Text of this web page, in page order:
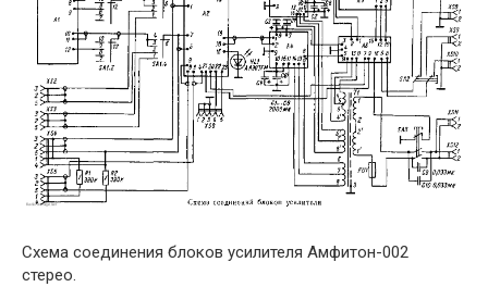
Схема соединения блоков усилителя Амфитон-002
стерео.